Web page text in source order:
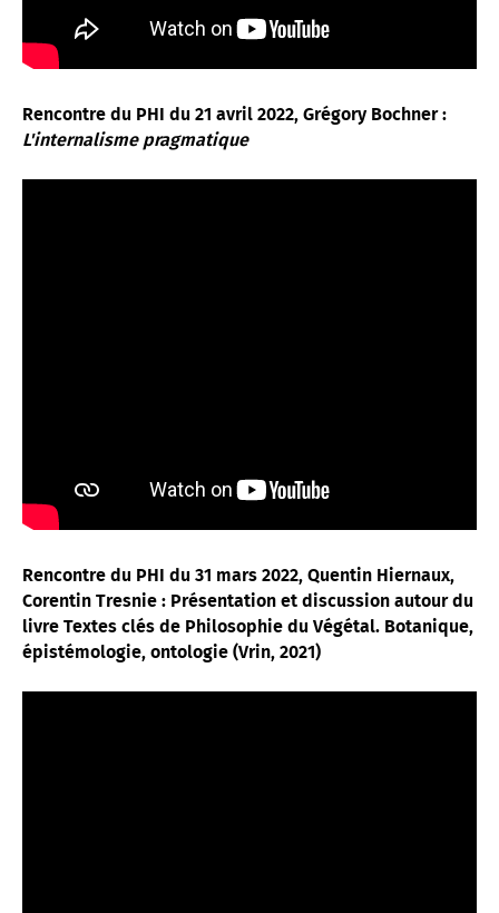
Rencontre du PHI du 21 avril 2022, Grégory Bochner :
L'internalisme pragmatique
Rencontre du PHI du 31 mars 2022, Quentin Hiernaux,
Corentin Tresnie : Présentation et discussion autour du
livre Textes clés de Philosophie du Végétal. Botanique,
épistémologie, ontologie (Vrin, 2021)